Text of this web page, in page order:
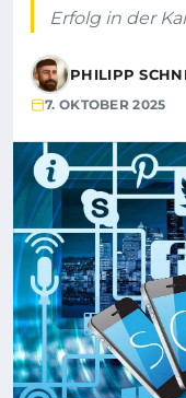
Erfolg in der
PHILIPP
7. OKTOBER 2025